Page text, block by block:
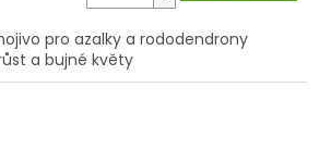
pro azalky a rododendrony
a bujné květy